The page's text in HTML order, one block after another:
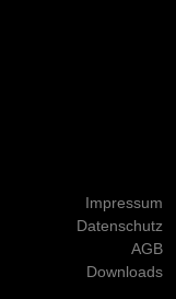
Impressum
Datenschutz
AGB
Downloads